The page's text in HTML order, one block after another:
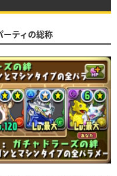
ーティの総称